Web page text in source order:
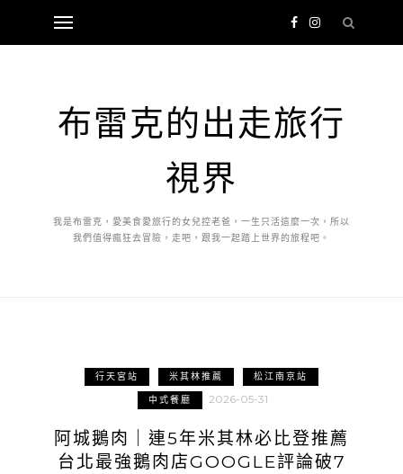
布雷克的出走旅行
視界
我是布雷克，愛美食愛旅行的女兒控老爸，一生只活這麼一次，所以
我們值得瘋狂去冒險，走吧，跟我一起踏上世界的旅程吧。
行天宮站 米其林推薦
松江南京站
中式餐廳
2026-05-31
阿城鵝肉｜連5年米其林必比登推薦
台北最強鵝肉店GOOGLE評論破7